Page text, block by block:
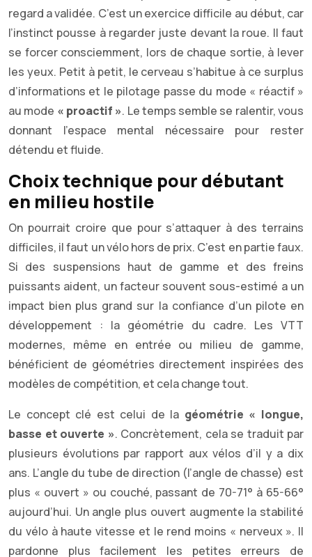
regard a validée. C’est un exercice difficile au début, car
l’instinct pousse à regarder juste devant la roue. Il faut
se forcer consciemment, lors de chaque sortie, à lever
les yeux. Petit à petit, le cerveau s’habitue à ce surplus
d’informations et le pilotage passe du mode « réactif »
au mode « proactif ». Le temps semble se ralentir, vous
donnant l’espace mental nécessaire pour rester
détendu et fluide.
Choix technique pour débutant
en milieu hostile
On pourrait croire que pour s’attaquer à des terrains
difficiles, il faut un vélo hors de prix. C’est en partie faux.
Si des suspensions haut de gamme et des freins
puissants aident, un facteur souvent sous-estimé a un
impact bien plus grand sur la confiance d’un pilote en
développement : la géométrie du cadre. Les VTT
modernes, même en entrée ou milieu de gamme,
bénéficient de géométries directement inspirées des
modèles de compétition, et cela change tout.
Le concept clé est celui de la géométrie « longue,
basse et ouverte ». Concrètement, cela se traduit par
plusieurs évolutions par rapport aux vélos d’il y a dix
ans. L’angle du tube de direction (l’angle de chasse) est
plus « ouvert » ou couché, passant de 70-71° à 65-66°
aujourd’hui. Un angle plus ouvert augmente la stabilité
du vélo à haute vitesse et le rend moins « nerveux ». Il
pardonne plus facilement les petites erreurs de